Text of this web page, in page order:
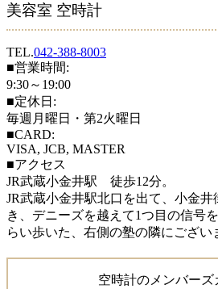
美容室 空時計
TEL.042-388-8003
■営業時間:
9:30～19:00
■定休日:
毎週月曜日・第2火曜日
■CARD:
VISA, JCB, MASTER
■アクセス
JR武蔵小金井駅 徒歩12分。
JR武蔵小金井駅北口を出て、小金
き、デニーズを越えて1つ目の信号
らい歩いた、右側の塾の隣にござい
空時計のメンバーズ